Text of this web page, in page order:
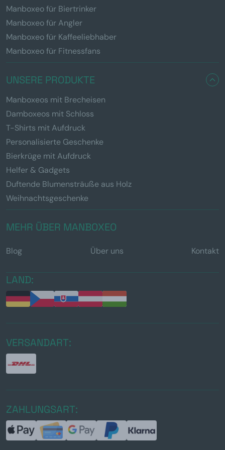
Manboxeo für Biertrinker
Manboxeo für Angler
Manboxeo für Kaffeeliebhaber
Manboxeo für Fitnessfans
UNSERE PRODUKTE
Manboxeos mit Brecheisen
Damboxeos mit Schloss
T-Shirts mit Aufdruck
Personalisierte Geschenke
Bierkrüge mit Aufdruck
Helfer & Gadgets
Duftende Blumensträuße aus Holz
Weihnachtsgeschenke
MEHR ÜBER MANBOXEO
Blog Über uns Kontakt
LAND:
VERSANDART:
ZAHLUNGSART: